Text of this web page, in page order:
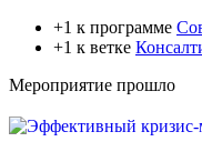
+1 к программе
+1 к ветке
Мероприятие прошло